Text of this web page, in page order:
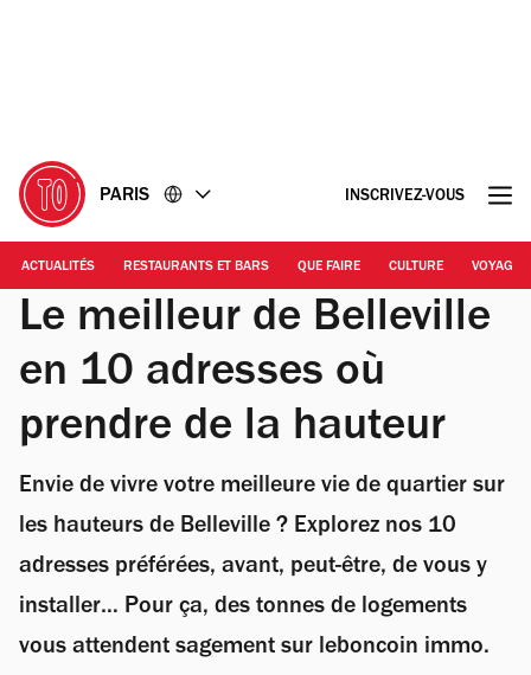
PARIS INSCRIVEZ-VOUS
ACTUALITÉS RESTAURANTS ET BARS QUE FAIRE CULTURE VOYAGE
Le meilleur de Belleville
en 10 adresses où
prendre de la hauteur
Envie de vivre votre meilleure vie de quartier sur
les hauteurs de Belleville ? Explorez nos 10
adresses préférées, avant, peut-être, de vous y
installer… Pour ça, des tonnes de logements
vous attendent sagement sur leboncoin immo.